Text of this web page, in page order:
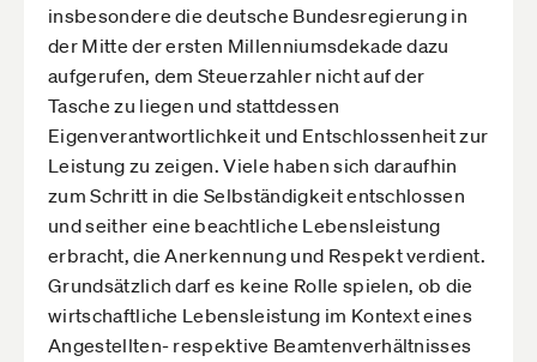
insbesondere die deutsche Bundesregierung in
der Mitte der ersten Millenniumsdekade dazu
aufgerufen, dem Steuerzahler nicht auf der
Tasche zu liegen und stattdessen
Eigenverantwortlichkeit und Entschlossenheit zur
Leistung zu zeigen. Viele haben sich daraufhin
zum Schritt in die Selbständigkeit entschlossen
und seither eine beachtliche Lebensleistung
erbracht, die Anerkennung und Respekt verdient.
Grundsätzlich darf es keine Rolle spielen, ob die
wirtschaftliche Lebensleistung im Kontext eines
Angestellten- respektive Beamtenverhältnisses